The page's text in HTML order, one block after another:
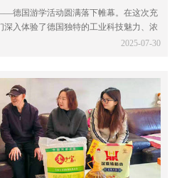
德国游学活动圆满落下帷幕。在这次充
入体验了德国独特的工业科技魅力、浓
2025-07-30